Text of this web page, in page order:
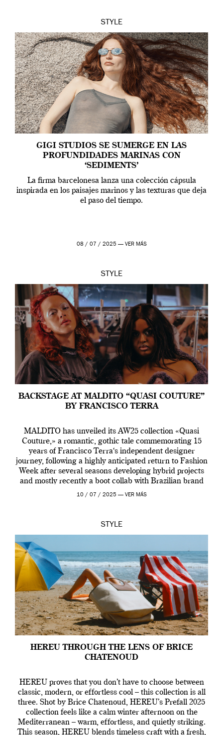
STYLE
GIGI STUDIOS SE SUMERGE EN LAS
PROFUNDIDADES MARINAS CON
‘SEDIMENTS’
La firma barcelonesa lanza una colección cápsula
inspirada en los paisajes marinos y las texturas que deja
el paso del tiempo.
08 / 07 / 2025 — VER MÁS
STYLE
BACKSTAGE AT MALDITO “QUASI COUTURE”
BY FRANCISCO TERRA
MALDITO has unveiled its AW25 collection «Quasi
Couture,» a romantic, gothic tale commemorating 15
years of Francisco Terra‘s independent designer
journey, following a highly anticipated return to Fashion
Week after several seasons developing hybrid projects
and mostly recently a boot collab with Brazilian brand
Melissa. This fashion show is a component of Francisco
10 / 07 / 2025 — VER MÁS
STYLE
HEREU THROUGH THE LENS OF BRICE
CHATENOUD
HEREU proves that you don’t have to choose between
classic, modern, or effortless cool – this collection is all
three. Shot by Brice Chatenoud, HEREU’s Prefall 2025
collection feels like a calm winter afternoon on the
Mediterranean – warm, effortless, and quietly striking.
This season, HEREU blends timeless craft with a fresh,